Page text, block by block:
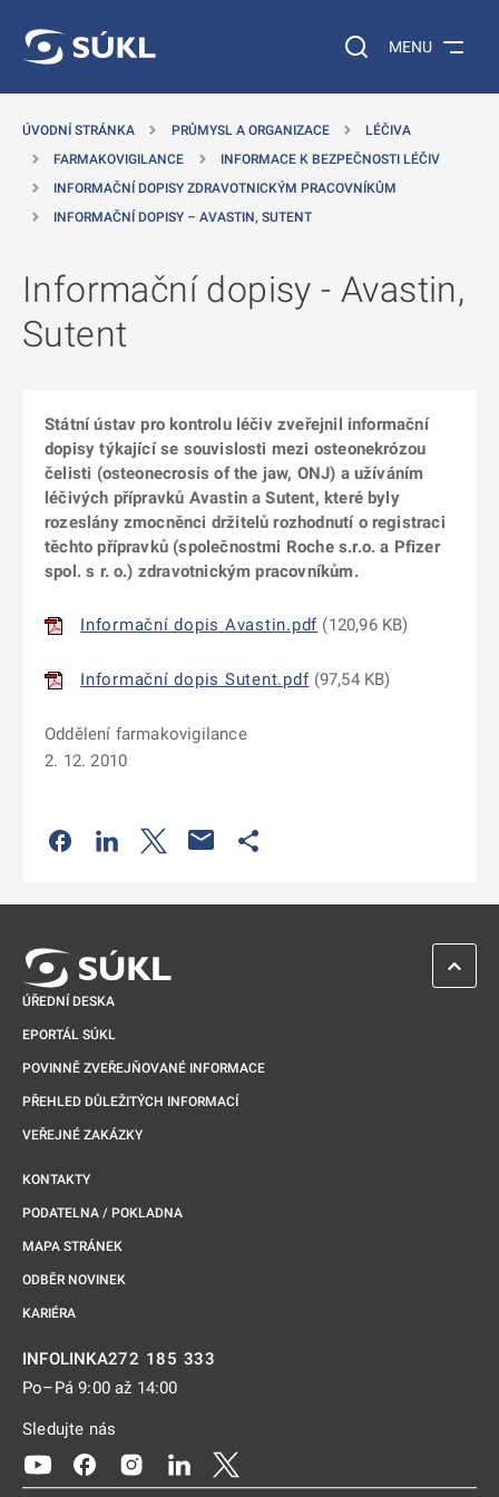
Vyhledávání na
MENU
ÚVODNÍ STRÁNKA PRŮMYSL A ORGANIZACE
LÉČIVA
FARMAKOVIGILANCE
INFORMACE K BEZPEČNOSTI LÉČIV
INFORMAČNÍ DOPISY ZDRAVOTNICKÝM PRACOVNÍKŮM
INFORMAČNÍ DOPISY – AVASTIN, SUTENT
Informační dopisy - Avastin,
Sutent
Státní ústav pro kontrolu léčiv zveřejnil informační
dopisy týkající se souvislosti mezi osteonekrózou
čelisti (osteonecrosis of the jaw, ONJ) a užíváním
léčivých přípravků Avastin a Sutent, které byly
rozeslány zmocněnci držitelů rozhodnutí o registraci
těchto přípravků (společnostmi Roche s.r.o. a Pfizer
spol. s r. o.) zdravotnickým pracovníkům.
Informační dopis Avastin.pdf (120,96 KB)
Informační dopis Sutent.pdf(97,54 KB)
Oddělení farmakovigilance
2. 12. 2010
Odkaz se otevře na nové kartě
Odkaz se otevře na nové kartě
Odkaz se otevře na nové kartě
ÚŘEDNÍ DESKA
EPORTÁL SÚKL
POVINNĚ ZVEŘEJŇOVANÉ INFORMACE
PŘEHLED DŮLEŽITÝCH INFORMACÍ
VEŘEJNÉ ZAKÁZKY
KONTAKTY
PODATELNA / POKLADNA
MAPA STRÁNEK
ODBĚR NOVINEK
KARIÉRA
INFOLINKA272 185 333
Po–Pá 9:00 až 14:00
Sledujte nás
Odkaz se otevře na nové kartě
Odkaz se otevře na nové kartě
Odkaz se otevře na nové kartě
Odkaz se otevře na nové kartě
ZPĚT